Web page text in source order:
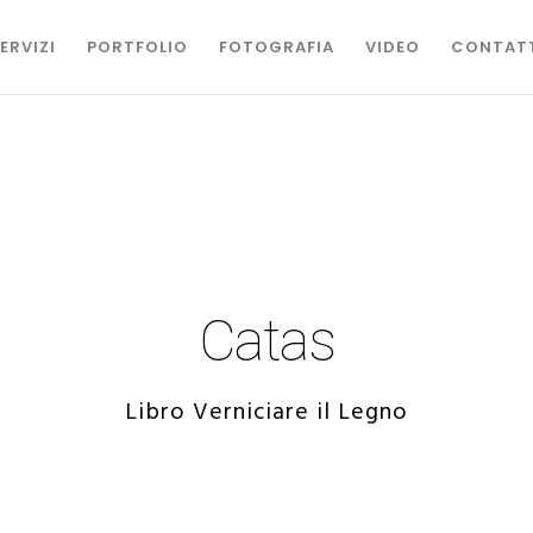
PORTFOLIO FOTOGRAFIA VIDEO
Catas
Libro Verniciare il Legno